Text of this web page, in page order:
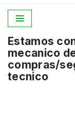
para
o
conteúdo
Estamos
mecanico
compras/
tecnico